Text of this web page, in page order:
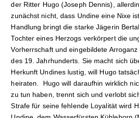
der Ritter Hugo (Joseph Dennis),
zunächst nicht, dass Undine eine Nixe
Handlung bringt die starke Jägerin
Tochter eines Herzogs verkörpert die
Vorherrschaft und eingebildete
des 19. Jahrhunderts. Sie macht sich
Herkunft Undines lustig, will Hugo
heiraten. Hugo will daraufhin wirklich
zu tun haben, trennt sich und verlobt
Strafe für seine fehlende Loyalität wird